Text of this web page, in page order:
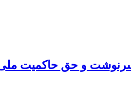
و حق حاکمیت ملی